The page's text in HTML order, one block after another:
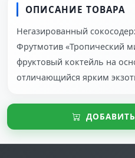
ОПИСАНИЕ ТОВАРА
Негазированный
Фрутмотив «Тропический
фруктовый коктейль на
отличающийся ярким